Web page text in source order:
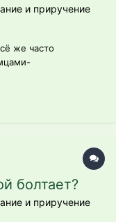
и приручение
же часто
кольчатые и
У нас пока
болтает?
и приручение